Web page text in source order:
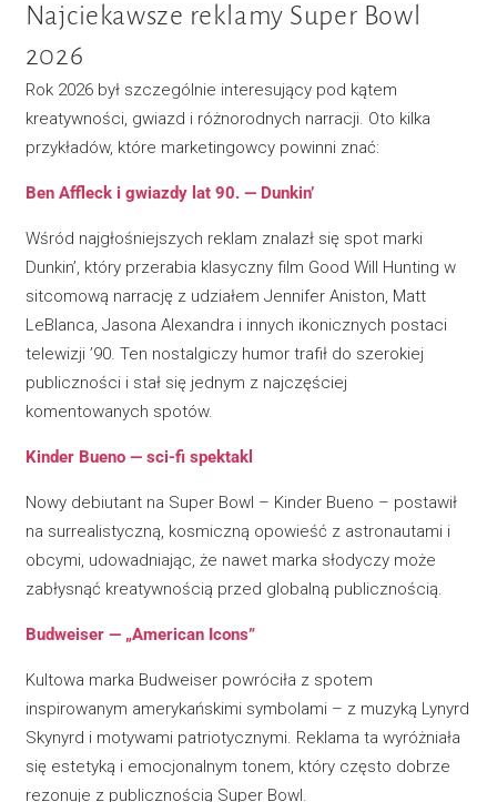
Najciekawsze reklamy Super Bowl
2026
Rok 2026 był szczególnie interesujący pod kątem
kreatywności, gwiazd i różnorodnych narracji. Oto kilka
przykładów, które marketingowcy powinni znać:
Ben Affleck i gwiazdy lat 90. — Dunkin’
Wśród najgłośniejszych reklam znalazł się spot marki
Dunkin’, który przerabia klasyczny film Good Will Hunting w
sitcomową narrację z udziałem Jennifer Aniston, Matt
LeBlanca, Jasona Alexandra i innych ikonicznych postaci
telewizji ’90. Ten nostalgiczy humor trafił do szerokiej
publiczności i stał się jednym z najczęściej
komentowanych spotów.
Kinder Bueno — sci-fi spektakl
Nowy debiutant na Super Bowl – Kinder Bueno – postawił
na surrealistyczną, kosmiczną opowieść z astronautami i
obcymi, udowadniając, że nawet marka słodyczy może
zabłysnąć kreatywnością przed globalną publicznością.
Budweiser — „American Icons”
Kultowa marka Budweiser powróciła z spotem
inspirowanym amerykańskimi symbolami – z muzyką Lynyrd
Skynyrd i motywami patriotycznymi. Reklama ta wyróżniała
się estetyką i emocjonalnym tonem, który często dobrze
rezonuje z publicznością Super Bowl.